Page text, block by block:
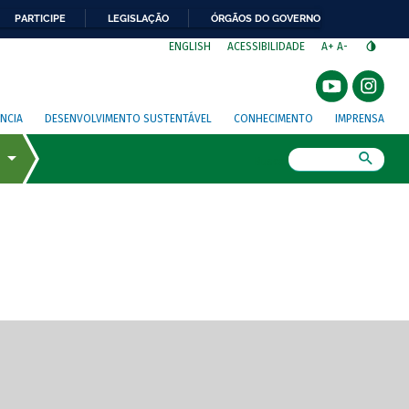
PARTICIPE LEGISLAÇÃO ÓRGÃOS DO GOVERNO
ENGLISH ACESSIBILIDADE A+ A-
DESENVOLVIMENTO SUSTENTÁVEL CONHECIMENTO IMPRENSA
de tela